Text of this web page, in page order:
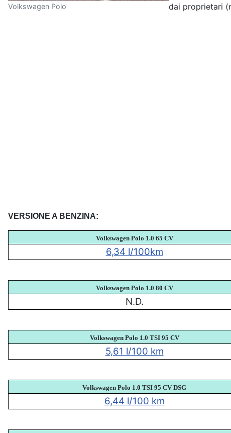
Volkswagen Polo
dai proprietari
VERSIONE A BENZINA:
Volkswagen Polo 1.0 65 CV
6,34 l/100km
Volkswagen Polo 1.0 80 CV
N.D.
Volkswagen Polo 1.0 TSI 95 CV
5,61 l/100 km
Volkswagen Polo 1.0 TSI 95 CV DSG
6,44 l/100 km